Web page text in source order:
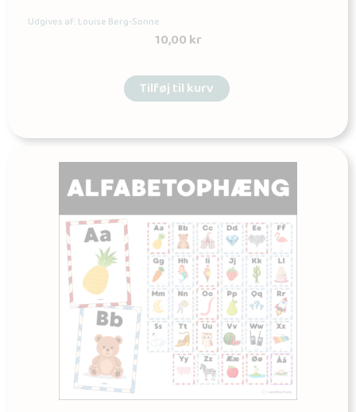
Udgives af: Louise Berg-Sonne
10,00kr
Tilføj til kurv